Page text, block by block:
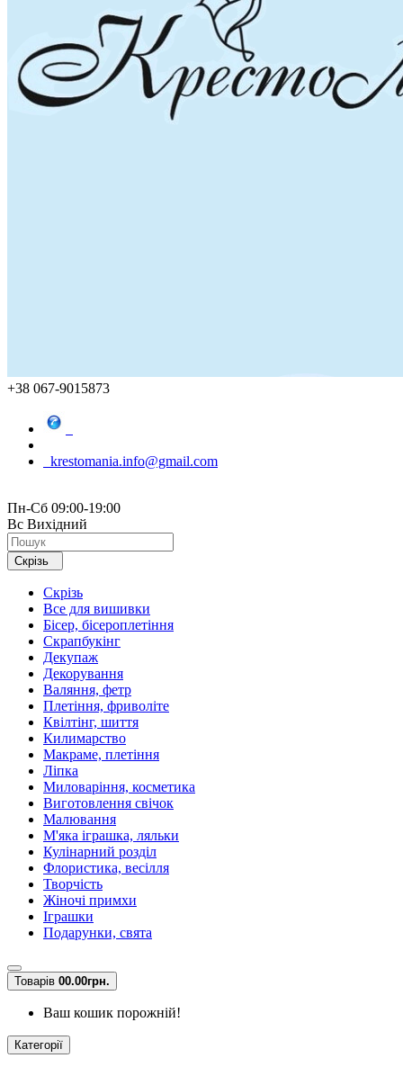
+38 067-9015873
krestomania.info@gmail.com
Пн-Сб 09:00-19:00
Вс Вихідний
Скрізь
Скрізь
Все для вишивки
Бісер, бісероплетіння
Скрапбукінг
Декупаж
Декорування
Валяння, фетр
Плетіння, фриволіте
Квілтінг, шиття
Килимарство
Макраме, плетіння
Ліпка
Миловаріння, косметика
Виготовлення свічок
Малювання
М'яка іграшка, ляльки
Кулінарний розділ
Флористика, весілля
Творчість
Жіночі примхи
Іграшки
Подарунки, свята
Товарів 00.00грн.
Ваш кошик порожній!
Категорії